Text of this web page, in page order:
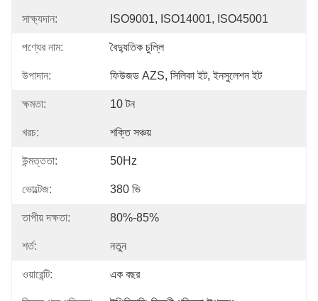
সাক্ষ্যদান: ISO9001, ISO14001, ISO45001
পণ্যের নাম: বৈদ্যুতিক চুল্লি
উপাদান: ফিউজড AZS, সিলিকা ইট, ইনসুলেশন ইট
ক্ষমতা: 10 টন
খরচ: শক্তি সঞ্চয়
উন্মত্ততা: 50Hz
ভোল্টেজ: 380 ভি
তাপীয় দক্ষতা: 80%-85%
শর্ত: নতুন
ওয়ারেন্টি: এক বছর